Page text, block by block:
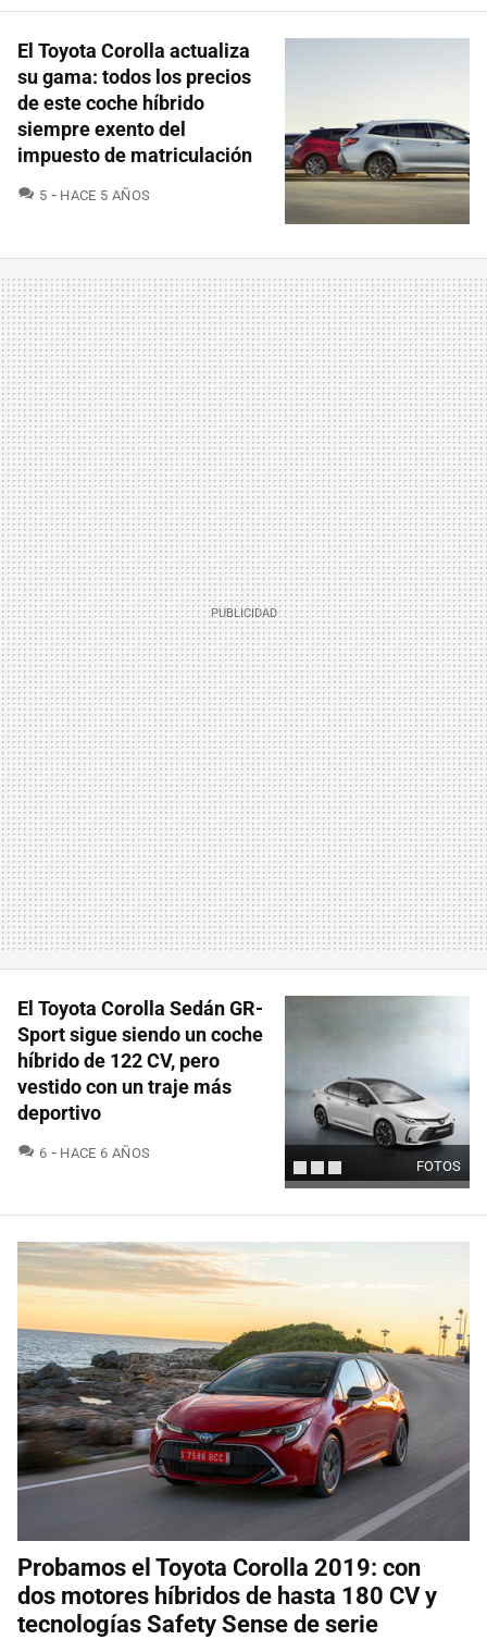
El Toyota Corolla actualiza
su gama: todos los precios
de este coche híbrido
siempre exento del
impuesto de matriculación
5 COMENTARIOS
HACE 5 AÑOS
FOTOS
El Toyota Corolla Sedán GR-
Sport sigue siendo un coche
híbrido de 122 CV, pero
vestido con un traje más
deportivo
6 COMENTARIOS
HACE 6 AÑOS
Probamos el Toyota Corolla 2019: con
dos motores híbridos de hasta 180 CV y
tecnologías Safety Sense de serie